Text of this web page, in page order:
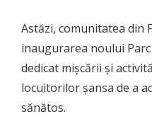
Astăzi, comunitatea din
inaugurarea noului
dedicat mișcării și
locuitorilor șansa de a
sănătos.